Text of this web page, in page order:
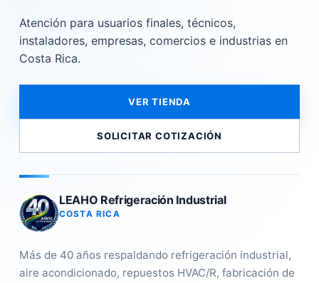
Atención para usuarios finales, técnicos,
instaladores, empresas, comercios e industrias en
Costa Rica.
VER TIENDA
SOLICITAR COTIZACIÓN
LEAHO Refrigeración Industrial
COSTA RICA
Más de 40 años respaldando refrigeración industrial,
aire acondicionado, repuestos HVAC/R, fabricación de